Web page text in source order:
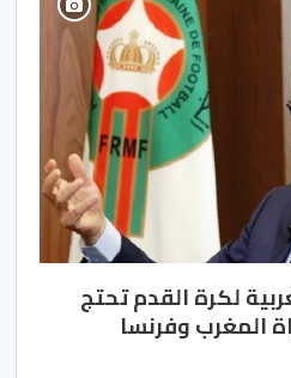
لكرة القدم​ تحتج
المغرب وفرنسا